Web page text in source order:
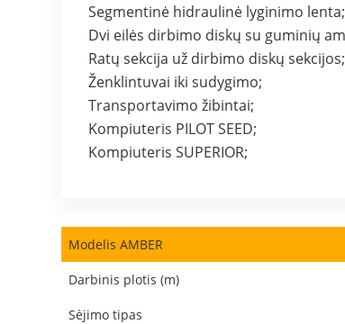
Segmentinė hidraulinė lyginimo lenta;
Dvi eilės dirbimo diskų su guminių
Ratų sekcija už dirbimo diskų sekcijos;
Ženklintuvai iki sudygimo;
Transportavimo žibintai;
Kompiuteris PILOT SEED;
Kompiuteris SUPERIOR;
Modelis AMBER
Darbinis plotis (m)
Sėjimo tipas